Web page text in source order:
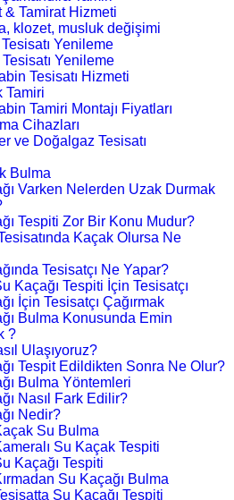
& Tamirat Hizmeti
klozet, musluk değişimi
Yenileme
Yenileme
Tesisatı Hizmeti
Tamiri
Tamiri Montajı Fiyatları
Cihazları
ve Doğalgaz Tesisatı
Bulma
Varken Nelerden Uzak Durmak
Tespiti Zor Bir Konu Mudur?
Kaçak Olursa Ne
Tesisatçı Ne Yapar?
Kaçağı Tespiti İçin Tesisatçı
İçin Tesisatçı Çağırmak
Bulma Konusunda Emin
?
Ulaşıyoruz?
Tespit Edildikten Sonra Ne Olur?
Bulma Yöntemleri
Nasıl Fark Edilir?
Nedir?
Su Bulma
Su Kaçak Tespiti
Kaçağı Tespiti
Su Kaçağı Bulma
Su Kaçağı Tespiti